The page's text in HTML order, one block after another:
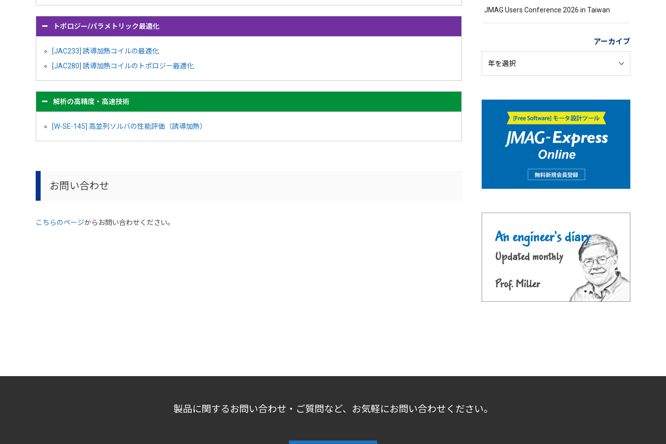
トポロジー/パラメトリック最適化
[JAC233] 誘導加熱コイルの最適化
[JAC280] 誘導加熱コイルのトポロジー最適化
解析の高精度・高速技術
[W-SE-145] 高並列ソルバの性能評価（誘導加熱）
お問い合わせ
こちらのページからお問い合わせください。
JMAG Users Conference 2026 in Taiwan
アーカイブ
製品に関するお問い合わせ・ご質問など、お気軽にお問い合わせください。